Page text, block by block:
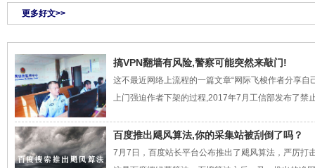
更多好文>>
搞VPN翻墙有风险,警察可能突然来敲门!
这不最近网络上流程的一篇文章“网际飞梭作者分享
上门强迫作者下架的过程,2017年7月工信部发布了禁
百度推出飓风算法,你的采集站被刮倒了吗？
7月7日，百度站长平台公布推出了飓风算法，严厉打